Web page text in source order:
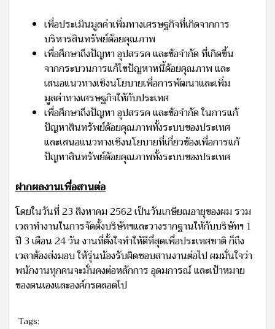
เพื่อประเมินมูลค่าเพิ่มทางเศรษฐกิจที่เกิดจากการ
บริหารสินทรัพย์ด้อยคุณภาพ
เพื่อศึกษาถึงปัญหา อุปสรรค และข้อจำกัด ที่เกิดขึ้น
จากกระบวนการแก้ไขปัญหาหนี้ด้อยคุณภาพ และ
เสนอแนวทางเชิงนโยบายเพื่อการพัฒนาและเพิ่ม
มูลค่าทางเศรษฐกิจให้กับประเทศ
เพื่อศึกษาถึงปัญหา อุปสรรค และข้อจำกัด ในการแก้
ปัญหาสินทรัพย์ด้อยคุณภาพทั้งระบบของประเทศ
และเสนอแนวทางเชิงนโยบายที่เกี่ยวข้องเพื่อการแก้
ปัญหาสินทรัพย์ด้อยคุณภาพทั้งระบบของประเทศ
ฝากผลงานเพื่อสานต่อ
โดยในวันที่ 23 สิงหาคม 2562 เป็นวันเกษียณอายุของผม รวม
เวลาทำงานในการจัดตั้งบริษัทฯและวางรากฐานให้กับบริษัทฯ 1
ปี 3 เดือน 24 วัน งานที่ตั้งใจทำให้ดีที่สุดเพื่อประเทศชาติ ก็ถึง
เวลาต้องส่งมอบ ให้รุ่นน้องรับผิดชอบสานงานต่อไป ผมมั่นใจว่า
พนักงานทุกคนจะมั่นคงต่อหลักการ อุดมการณ์ และเป้าหมาย
ของตนเองและองค์กรตลอดไป
Tags: